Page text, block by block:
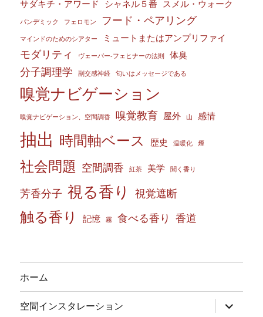
サダキチ・アワード シャネル５番 スメル・ウォーク
パンデミック フェロモン フード・ペアリング
マインドのためのシアター ミュートまたはアンプリファイ
モダリティ ヴェーバー‐フェヒナーの法則 体臭
分子調理学 副交感神経 匂いはメッセージである
嗅覚ナビゲーション
嗅覚ナビゲーション、空間調香 嗅覚教育 屋外 山 感情
抽出 時間軸ベース 歴史 温暖化 煙
社会問題 空間調香 紅茶 美学 聞く香り
芳香分子 視る香り 視覚遮断
触る香り 記憶 霧 食べる香り 香道
ホーム
空間インスタレーション
サ
ブ